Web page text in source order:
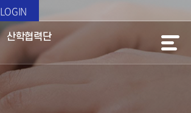
LOGIN
산학협력단